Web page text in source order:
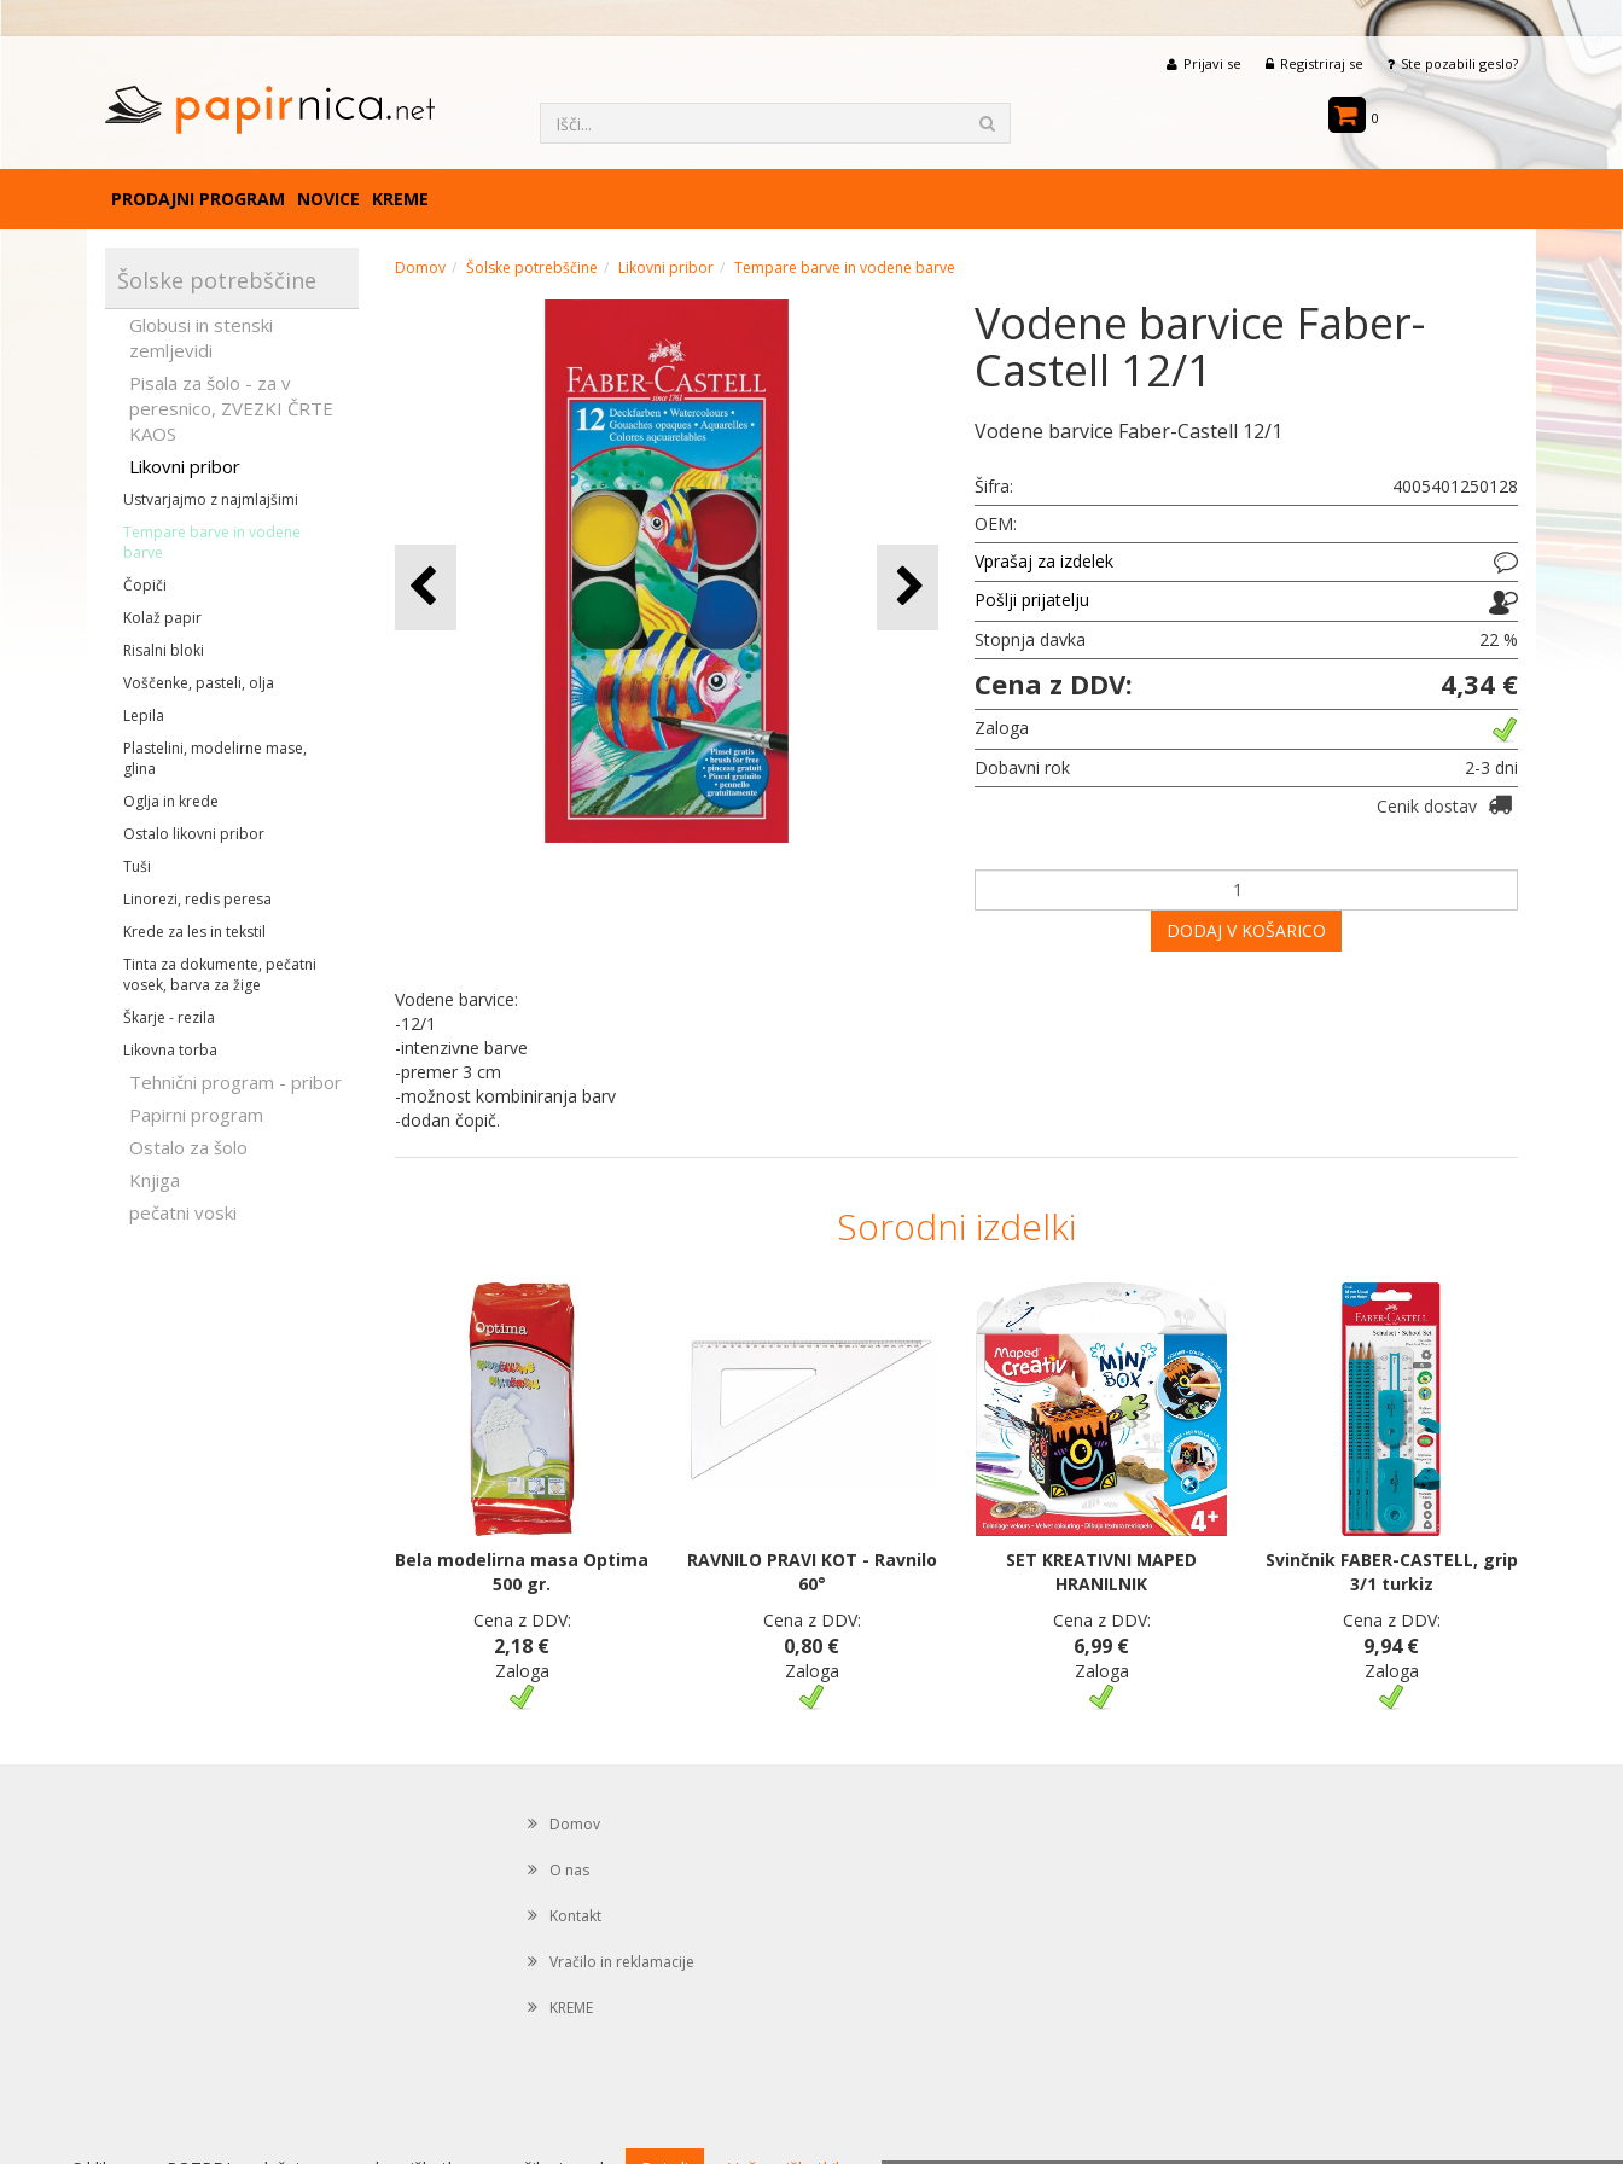
Prijavi se Registriraj se Ste pozabili geslo?
0
PRODAJNI PROGRAM NOVICE KREME
Šolske potrebščine
Globusi in stenski
zemljevidi
Pisala za šolo - za v
peresnico, ZVEZKI ČRTE
KAOS
Likovni pribor
Ustvarjajmo z najmlajšimi
Tempare barve in vodene
barve
Čopiči
Kolaž papir
Risalni bloki
Voščenke, pasteli, olja
Lepila
Plastelini, modelirne mase,
glina
Oglja in krede
Ostalo likovni pribor
Tuši
Linorezi, redis peresa
Krede za les in tekstil
Tinta za dokumente, pečatni
vosek, barva za žige
Škarje - rezila
Likovna torba
Tehnični program - pribor
Papirni program
Ostalo za šolo
Knjiga
pečatni voski
Domov Šolske potrebščine Likovni pribor Tempare barve in vodene barve
Vodene barvice Faber-
Castell 12/1
Vodene barvice Faber-Castell 12/1
Šifra:
4005401250128
OEM:
Vprašaj za izdelek
Pošlji prijatelju
Stopnja davka
22 %
Cena z DDV: 4,34 €
Zaloga
Dobavni rok
2-3 dni
Cenik dostav
DODAJ V KOŠARICO
Vodene barvice:
-12/1
-intenzivne barve
-premer 3 cm
-možnost kombiniranja barv
-dodan čopič.
Sorodni izdelki
Bela modelirna masa Optima
500 gr.
Cena z DDV:
2,18 €
Zaloga
RAVNILO PRAVI KOT - Ravnilo
60°
Cena z DDV:
0,80 €
Zaloga
SET KREATIVNI MAPED
HRANILNIK
Cena z DDV:
6,99 €
Zaloga
Svinčnik FABER-CASTELL, grip
3/1 turkiz
Cena z DDV:
9,94 €
Zaloga
Domov
O nas
Kontakt
Vračilo in reklamacije
KREME